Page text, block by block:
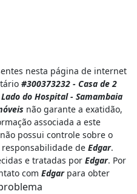
nesta página de internet
#300373232 - Casa de 2
do Hospital - Samambaia
não garante a exatidão,
associada a este
não possui controle sobre o
de Edgar.
e tratadas por Edgar. Por
com Edgarpara obter